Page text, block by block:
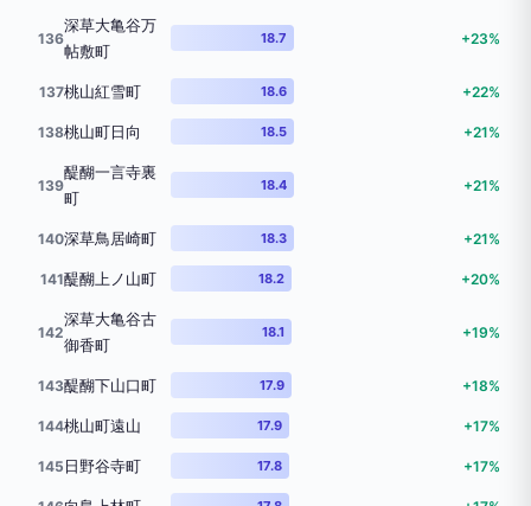
136
深草大亀谷万
帖敷町
18.7 +23%
137桃山紅雪町 18.6 +22%
138桃山町日向 18.5 +21%
139
醍醐一言寺裏
町
18.4 +21%
140深草鳥居崎町 18.3 +21%
141醍醐上ノ山町 18.2 +20%
142
深草大亀谷古
御香町
18.1 +19%
143醍醐下山口町 17.9 +18%
144桃山町遠山 17.9 +17%
145 日野谷寺町 17.8 +17%